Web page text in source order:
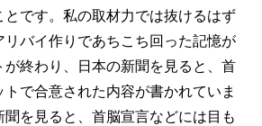
とです。私の取材力では抜けるはず
リバイ作りであちこち回った記憶が
が終わり、日本の新聞を見ると、首
トで合意された内容が書かれていま
を見ると、首脳宣言などには目も